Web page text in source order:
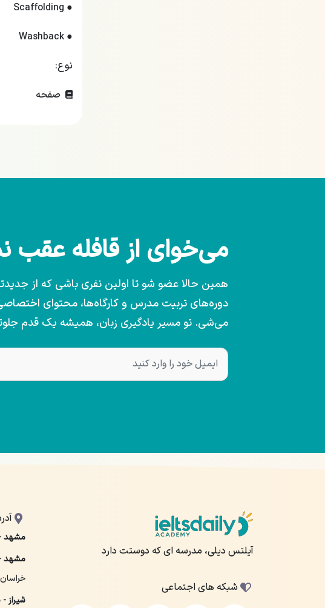
● Scaffolding
● Washback
نوع:
صفحه
می‌خوای از قافله عقب
همین حالا عضو شو تا اولین نفری باشی که از
دوره‌های تربیت مدرس و کارگاه‌ها، محتوای
می‌شی. تو مسیر یادگیری زبان، همیشه یک قدم
آیلتس دیلی، مدرسه ای که دوستت دارد
شبکه های اجتماعی
مشهد
مشهد -
خراسان
شیراز -